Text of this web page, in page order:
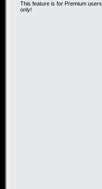
This feature is for Premium users
only!